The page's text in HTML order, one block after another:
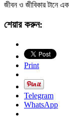
জীবন ও জীবিকার টানে
শেয়ার করুন:
Print
Telegram
WhatsApp